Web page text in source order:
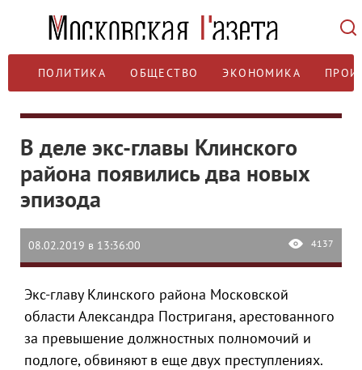
ПОЛИТИКА ОБЩЕСТВО ЭКОНОМИКА
В деле экс-главы Клинского
района появились два новых
эпизода
08.02.2019 в 13:36:00 4137
Экс-главу Клинского района Московской
области Александра Постриганя, арестованного
за превышение должностных полномочий и
подлоге, обвиняют в еще двух преступлениях.